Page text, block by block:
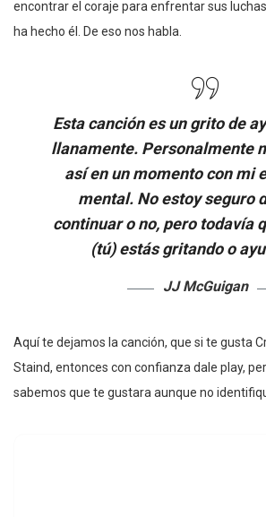
encontrar el coraje para enfrentar sus
ha hecho él. De eso nos habla.
Esta canción es un grito de
llanamente. Personalmente
así en un momento con mi
mental. No estoy seguro
continuar o no, pero todavía
(tú) estás gritando o
JJ McGuigan
Aquí te dejamos la canción, que si te gusta
Staind, entonces con confianza dale play,
sabemos que te gustara aunque no